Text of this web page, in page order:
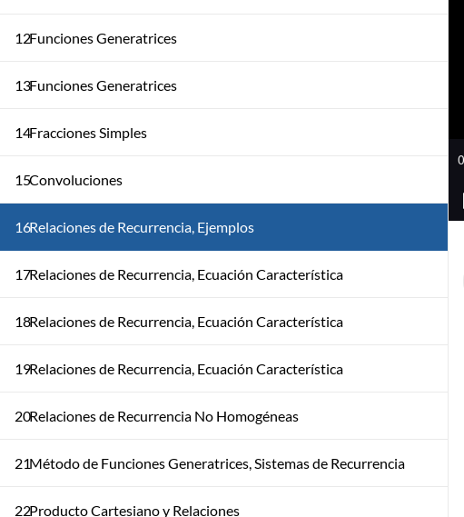
12Funciones Generatrices
13Funciones Generatrices
14Fracciones Simples
15Convoluciones
16Relaciones de Recurrencia, Ejemplos
17Relaciones de Recurrencia, Ecuación Característica
18Relaciones de Recurrencia, Ecuación Característica
19Relaciones de Recurrencia, Ecuación Característica
20Relaciones de Recurrencia No Homogéneas
21Método de Funciones Generatrices, Sistemas de Recurrencia
22Producto Cartesiano y Relaciones